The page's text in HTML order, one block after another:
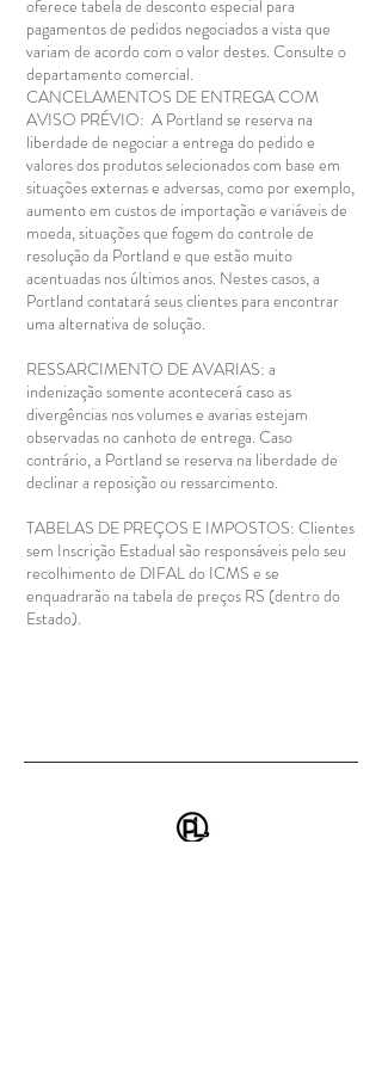
oferece tabela de desconto especial para
pagamentos de pedidos negociados a vista que
variam de acordo com o valor destes. Consulte o
departamento comercial.
CANCELAMENTOS DE ENTREGA COM
AVISO PRÉVIO: A Portland se reserva na
liberdade de negociar a entrega do pedido e
valores dos produtos selecionados com base em
situações externas e adversas, como por exemplo,
aumento em custos de importação e variáveis de
moeda, situações que fogem do controle de
resolução da Portland e que estão muito
acentuadas nos últimos anos. Nestes casos, a
Portland contatará seus clientes para encontrar
uma alternativa de solução.
RESSARCIMENTO DE AVARIAS: a
indenização somente acontecerá caso as
divergências nos volumes e avarias estejam
observadas no canhoto de entrega. Caso
contrário, a Portland se reserva na liberdade de
declinar a reposição ou ressarcimento.
TABELAS DE PREÇOS E IMPOSTOS: Clientes
sem Inscrição Estadual são responsáveis pelo seu
recolhimento de DIFAL do ICMS e se
enquadrarão na tabela de preços RS (dentro do
Estado).